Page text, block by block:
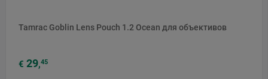
Tamrac Goblin Lens Pouch 1.2 Ocean для объективов
€ 29,45